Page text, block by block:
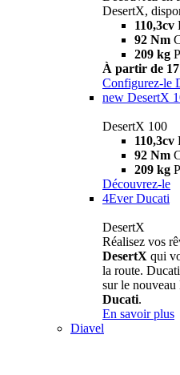
DesertX,
110,3cv
92 Nm
209 kg
À partir de 17
Configurez-le
new DesertX
DesertX 100
110,3cv
92 Nm
209 kg
Découvrez-le
4Ever Ducati
DesertX
Réalisez vos
DesertX qui
la route.
sur le
Ducati.
En savoir plus
Diavel